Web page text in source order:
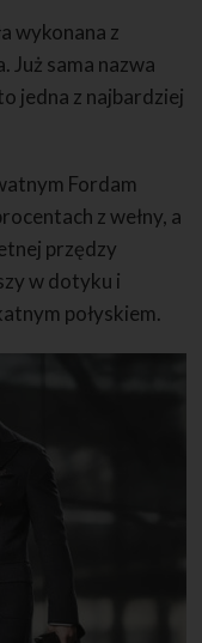
wykonana z
Już sama nazwa
jedna z najbardziej
Fordam
z wełny, a
przędzy
w dotyku i
połyskiem.